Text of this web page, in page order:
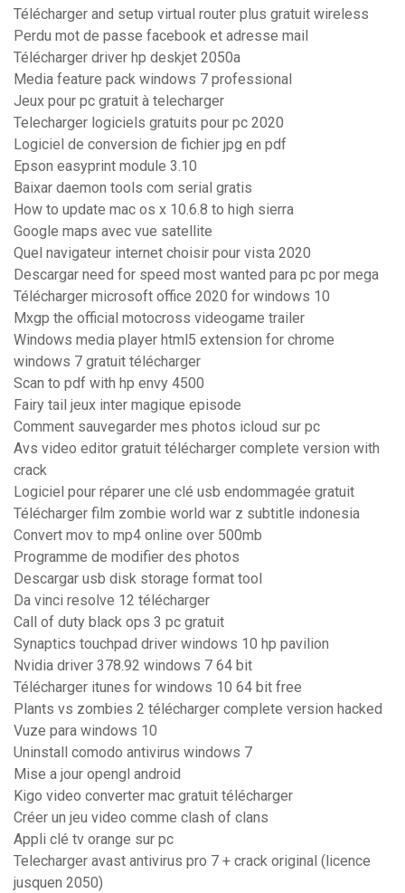
Télécharger and setup virtual router plus gratuit wireless
Perdu mot de passe facebook et adresse mail
Télécharger driver hp deskjet 2050a
Media feature pack windows 7 professional
Jeux pour pc gratuit à telecharger
Telecharger logiciels gratuits pour pc 2020
Logiciel de conversion de fichier jpg en pdf
Epson easyprint module 3.10
Baixar daemon tools com serial gratis
How to update mac os x 10.6.8 to high sierra
Google maps avec vue satellite
Quel navigateur internet choisir pour vista 2020
Descargar need for speed most wanted para pc por mega
Télécharger microsoft office 2020 for windows 10
Mxgp the official motocross videogame trailer
Windows media player html5 extension for chrome
windows 7 gratuit télécharger
Scan to pdf with hp envy 4500
Fairy tail jeux inter magique episode
Comment sauvegarder mes photos icloud sur pc
Avs video editor gratuit télécharger complete version with
crack
Logiciel pour réparer une clé usb endommagée gratuit
Télécharger film zombie world war z subtitle indonesia
Convert mov to mp4 online over 500mb
Programme de modifier des photos
Descargar usb disk storage format tool
Da vinci resolve 12 télécharger
Call of duty black ops 3 pc gratuit
Synaptics touchpad driver windows 10 hp pavilion
Nvidia driver 378.92 windows 7 64 bit
Télécharger itunes for windows 10 64 bit free
Plants vs zombies 2 télécharger complete version hacked
Vuze para windows 10
Uninstall comodo antivirus windows 7
Mise a jour opengl android
Kigo video converter mac gratuit télécharger
Créer un jeu video comme clash of clans
Appli clé tv orange sur pc
Telecharger avast antivirus pro 7 + crack original (licence
jusquen 2050)